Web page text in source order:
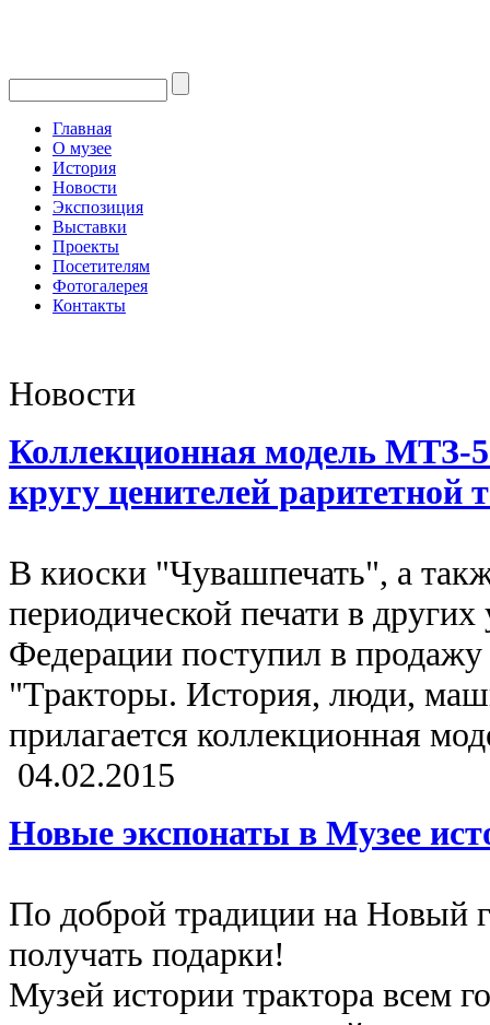
Главная
О музее
История
Новости
Экспозиция
Выставки
Проекты
Посетителям
Фотогалерея
Контакты
Новости
Коллекционная модель
кругу ценителей раритетной
В киоски "Чувашпечать", а
периодической печати в других
Федерации поступил в
"Тракторы. История, люди,
прилагается коллекционная
04.02.2015
Новые экспонаты в Музее
По доброй традиции на Новый
получать подарки!
Музей истории трактора всем